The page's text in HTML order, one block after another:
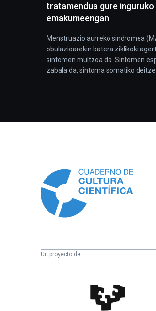
tratamendua gure inguruko
emakumeengan
Menstruazio aurreko sindromea
obulazioarekin batera ziklikoki
sintomen multzoa da. Sintomen
zabala da, sintoma somatiko
Un proyecto de:
Científica